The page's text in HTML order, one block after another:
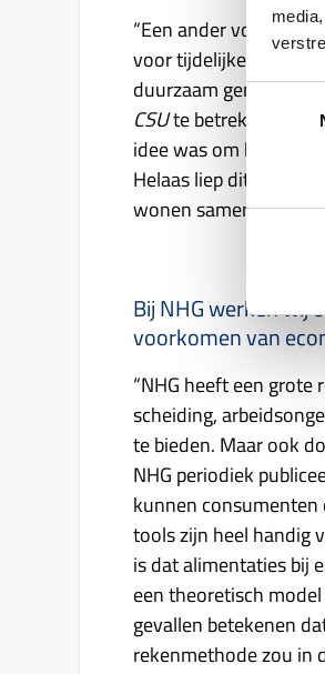
“Een ander
voor tijdelijke opvang
duurzaam genoeg.
CSUte betrekken,
idee was om hun
Helaas liep dit stuk bij
wonen samen te
Bij NHG werken wij
voorkomen van
“NHG heeft een
scheiding,
te bieden. Maar ook
NHG periodiek
kunnen
tools zijn heel handig
is dat alimentaties bij
een theoretisch
gevallen betekenen
rekenmethode zou in